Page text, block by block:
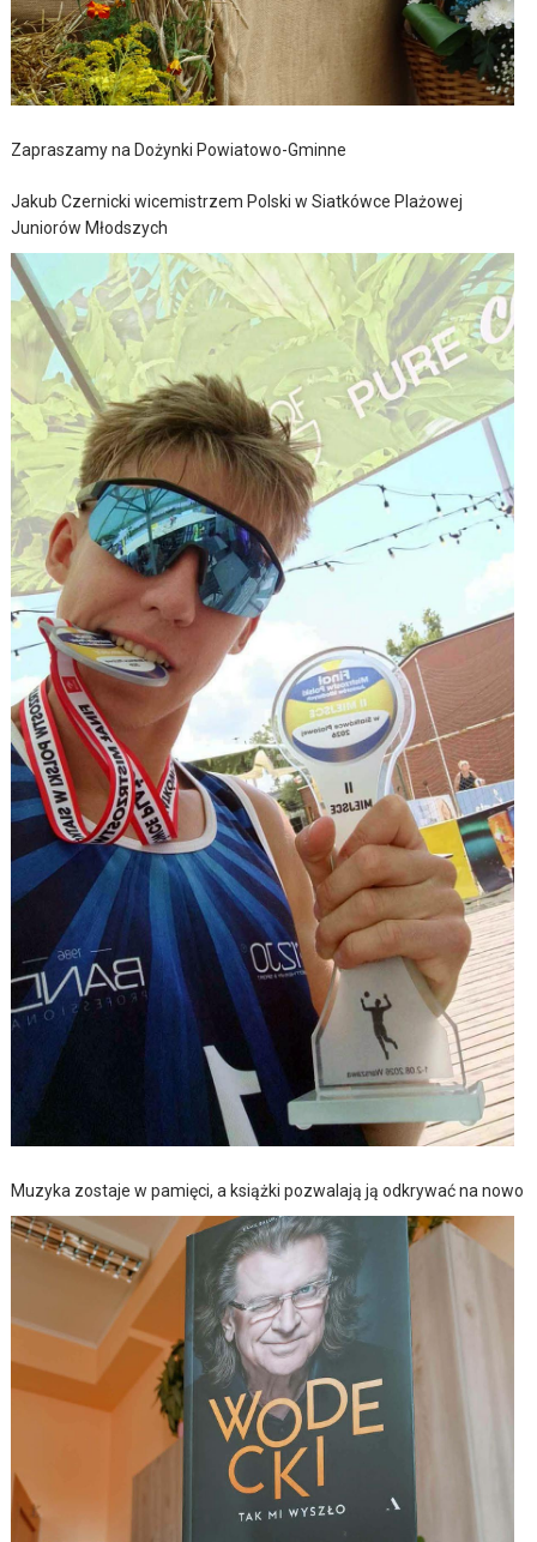
Zapraszamy na Dożynki Powiatowo-Gminne
Jakub Czernicki wicemistrzem Polski w Siatkówce Plażowej
Juniorów Młodszych
Muzyka zostaje w pamięci, a książki pozwalają ją odkrywać na nowo